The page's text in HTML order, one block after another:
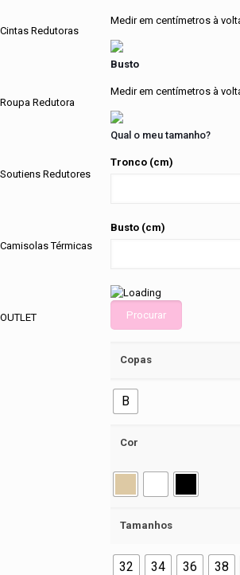
Cintas Redutoras
Roupa Redutora
Soutiens Redutores
Camisolas Térmicas
OUTLET
Medir em centímetros à
Busto
Medir em centímetros à
Qual o meu tamanho?
Tronco (cm)
Busto (cm)
Procurar
Copas
B
Cor
Tamanhos
32 34 36 38